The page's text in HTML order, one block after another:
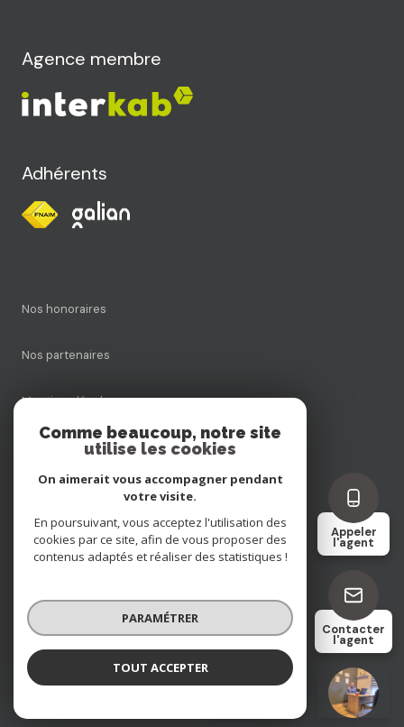
Remi ENTE
Appeler
l'agent
Contacter
l'agent
Agence membre
Adhérents
Nos honoraires
Nos partenaires
Mentions légales
Cookies
© 2026 | Tous droits réservés
Réalisé par
Comme beaucoup, notre site
utilise les cookies
On aimerait vous accompagner pendant
votre visite.
En poursuivant, vous acceptez l'utilisation des
cookies par ce site, afin de vous proposer des
contenus adaptés et réaliser des statistiques !
PARAMÉTRER
TOUT ACCEPTER